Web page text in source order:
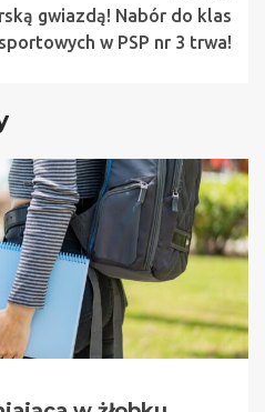
gwiazdą! Nabór do klas
sportowych w PSP nr 3 trwa!